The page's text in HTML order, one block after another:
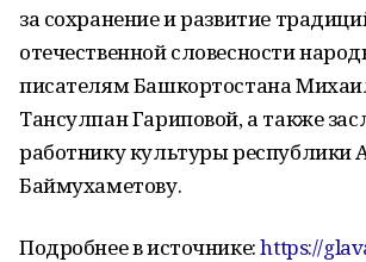
за сохранение и развитие
отечественной словесности
писателям Башкортостана
Тансулпан Гариповой, а также
работнику культуры республики
Баймухаметову.
Подробнее в источнике:https://